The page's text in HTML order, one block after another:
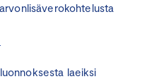
laeiksi